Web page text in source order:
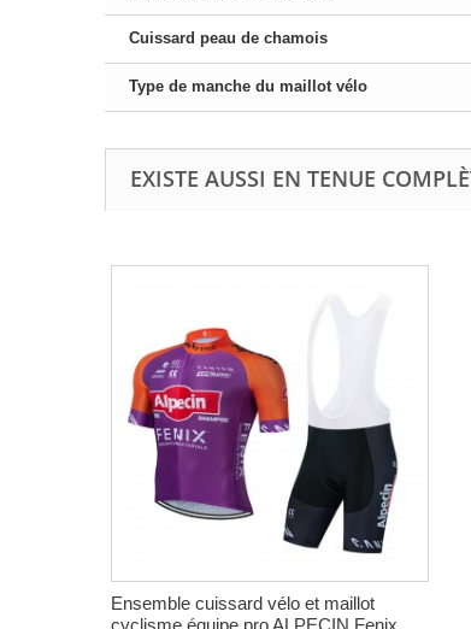
Cuissard peau de chamois
Type de manche du maillot vélo
EXISTE AUSSI EN TENUE
Ensemble cuissard vélo et maillot